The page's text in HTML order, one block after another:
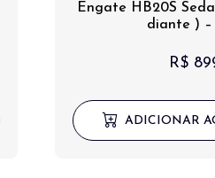
Engate HB20S
diante ) –
R$
ADICIONAR